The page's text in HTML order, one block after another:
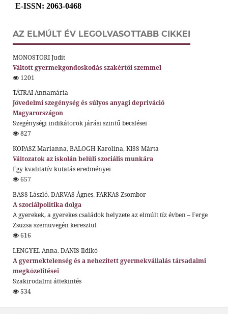
E-ISSN: 2063-0468
AZ ELMÚLT ÉV LEGOLVASOTTABB CIKKEI
MONOSTORI Judit
Váltott gyermekgondoskodás szakértői szemmel
1201
TÁTRAI Annamária
Jövedelmi szegénység és súlyos anyagi depriváció
Magyarországon
Szegénységi indikátorok járási szintű becslései
827
KOPASZ Marianna, BALOGH Karolina, KISS Márta
Változatok az iskolán belüli szociális munkára
Egy kvalitatív kutatás eredményei
657
BASS László, DARVAS Ágnes, FARKAS Zsombor
A szociálpolitika dolga
A gyerekek, a gyerekes családok helyzete az elmúlt tíz évben – Ferge
Zsuzsa szemüvegén keresztül
616
LENGYEL Anna, DANIS Ildikó
A gyermektelenség és a nehezített gyermekvállalás társadalmi
megközelítései
Szakirodalmi áttekintés
534